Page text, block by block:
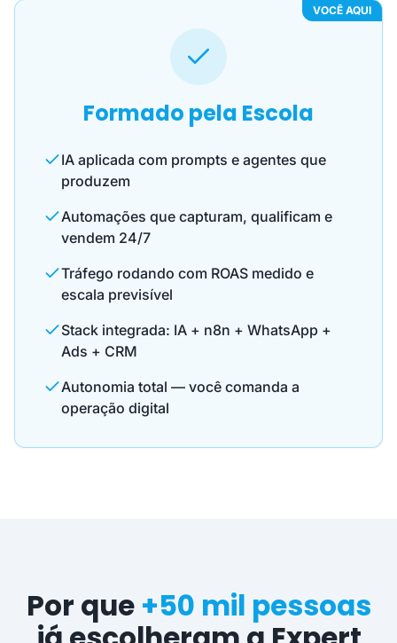
VOCÊ AQUI
Formado pela Escola
IA aplicada com prompts e agentes que
produzem
Automações que capturam, qualificam e
vendem 24/7
Tráfego rodando com ROAS medido e
escala previsível
Stack integrada: IA + n8n + WhatsApp +
Ads + CRM
Autonomia total — você comanda a
operação digital
Por que +50 mil pessoas